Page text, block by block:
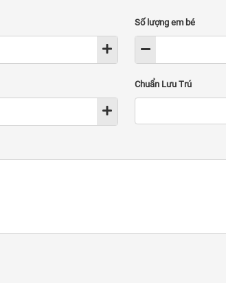
Số lượng em bé
Chuẩn Lưu Trú